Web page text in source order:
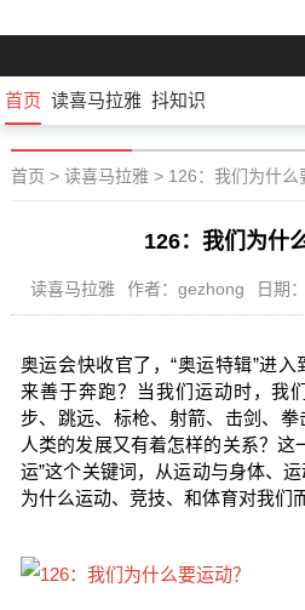
首页 读喜马拉雅 抖知识
首页 > 读喜马拉雅> 126：我们为什么
126：我们为什
读喜马拉雅 作者：gezhong 日期
奥运会快收官了，“奥运特辑”进
来善于奔跑？当我们运动时，我
步、跳远、标枪、射箭、击剑、
人类的发展又有着怎样的关系？这
运”这个关键词，从运动与身体、
为什么运动、竞技、和体育对我们